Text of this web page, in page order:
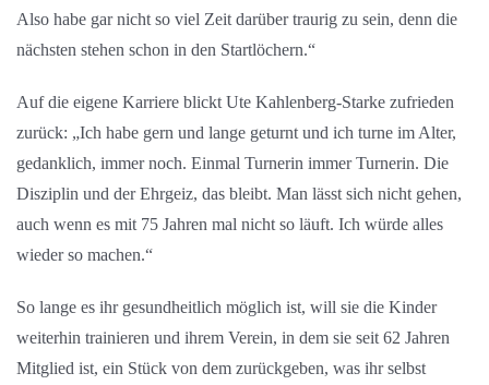
Also habe gar nicht so viel Zeit darüber traurig zu sein, denn die
nächsten stehen schon in den Startlöchern.“
Auf die eigene Karriere blickt Ute Kahlenberg-Starke zufrieden
zurück: „Ich habe gern und lange geturnt und ich turne im Alter,
gedanklich, immer noch. Einmal Turnerin immer Turnerin. Die
Disziplin und der Ehrgeiz, das bleibt. Man lässt sich nicht gehen,
auch wenn es mit 75 Jahren mal nicht so läuft. Ich würde alles
wieder so machen.“
So lange es ihr gesundheitlich möglich ist, will sie die Kinder
weiterhin trainieren und ihrem Verein, in dem sie seit 62 Jahren
Mitglied ist, ein Stück von dem zurückgeben, was ihr selbst